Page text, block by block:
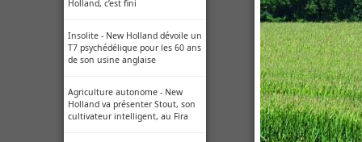
Holland, c’est fini
Insolite - New Holland dévoile un
T7 psychédélique pour les 60 ans
de son usine anglaise
Agriculture autonome - New
Holland va présenter Stout, son
cultivateur intelligent, au Fira